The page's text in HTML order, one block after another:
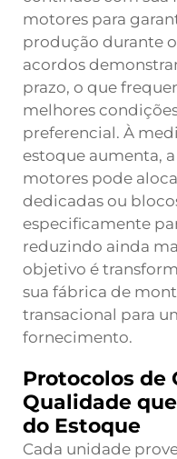
motores para
produção durante
acordos
prazo, o que
melhores
preferencial. À
estoque aumenta,
motores pode
dedicadas ou
especificamente
reduzindo ainda
objetivo é
sua fábrica de
transacional para
fornecimento.
Protocolos de
Qualidade
do Estoque
Cada unidade